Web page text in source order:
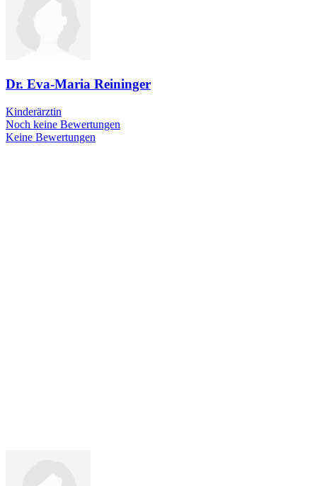
Dr. Eva-Maria Reininger
Kinderärztin
Noch keine Bewertungen
Keine Bewertungen